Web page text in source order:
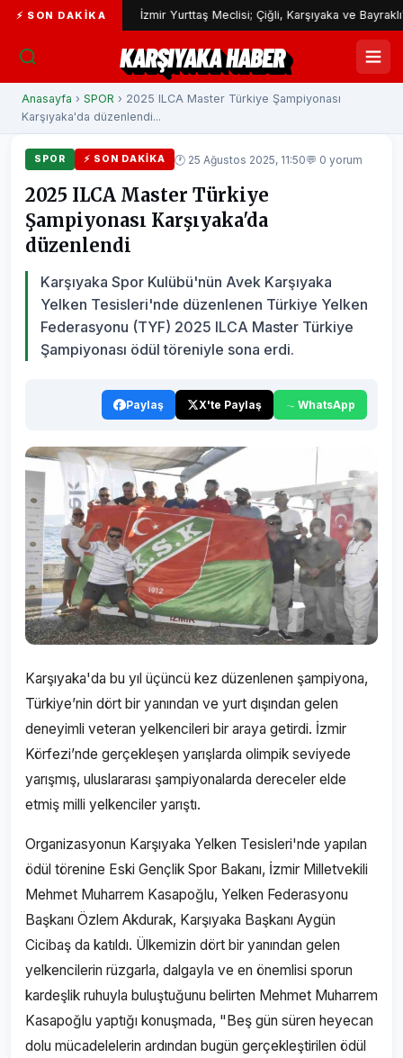
⚡ SON DAKIKAİzmir Yurttaş Meclisi; Çiğli, Karşıyaka ve Bayraklı’da devam
KARŞIYAKA HABER
Anasayfa › SPOR › 2025 ILCA Master Türkiye Şampiyonası
Karşıyaka'da düzenlendi...
SPOR ⚡ SON DAKIKA 🕐 25 Ağustos 2025, 11:50💬 0 yorum
2025 ILCA Master Türkiye
Şampiyonası Karşıyaka'da
düzenlendi
Karşıyaka Spor Kulübü'nün Avek Karşıyaka
Yelken Tesisleri'nde düzenlenen Türkiye Yelken
Federasyonu (TYF) 2025 ILCA Master Türkiye
Şampiyonası ödül töreniyle sona erdi.
Paylaş X'te Paylaş WhatsApp
Karşıyaka'da bu yıl üçüncü kez düzenlenen şampiyona,
Türkiye’nin dört bir yanından ve yurt dışından gelen
deneyimli veteran yelkencileri bir araya getirdi. İzmir
Körfezi’nde gerçekleşen yarışlarda olimpik seviyede
yarışmış, uluslararası şampiyonalarda dereceler elde
etmiş milli yelkenciler yarıştı.
Organizasyonun Karşıyaka Yelken Tesisleri'nde yapılan
ödül törenine Eski Gençlik Spor Bakanı, İzmir Milletvekili
Mehmet Muharrem Kasapoğlu, Yelken Federasyonu
Başkanı Özlem Akdurak, Karşıyaka Başkanı Aygün
Cicibaş da katıldı. Ülkemizin dört bir yanından gelen
yelkencilerin rüzgarla, dalgayla ve en önemlisi sporun
kardeşlik ruhuyla buluştuğunu belirten Mehmet Muharrem
Kasapoğlu yaptığı konuşmada, "Beş gün süren heyecan
dolu mücadelelerin ardından bugün gerçekleştirilen ödül